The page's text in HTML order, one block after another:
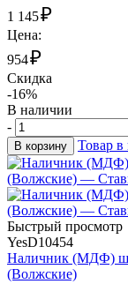
1 145₽
Цена:
954₽
Скидка
-16%
В наличии
-
В корзину Товар в
Быстрый просмотр
YesD10454
Наличник (МДФ)
(Волжские)